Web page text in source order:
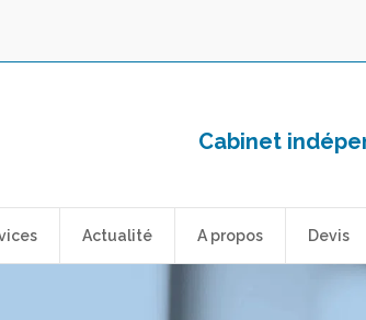
Cabinet
Actualité A propos Devis